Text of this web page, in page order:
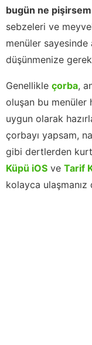
bugün ne pişirsem
sebzeleri ve
menüler sayesinde
düşünmenize
Genellikle çorba,
oluşan bu menüler
uygun olarak
çorbayı yapsam,
gibi dertlerden
Küpü iOS ve Tarif
kolayca ulaşmanız